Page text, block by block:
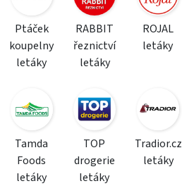
Ptáček
koupelny
letáky
RABBIT
řeznictví
letáky
ROJAL
letáky
Tamda
Foods
letáky
TOP
drogerie
letáky
Tradior.cz
letáky